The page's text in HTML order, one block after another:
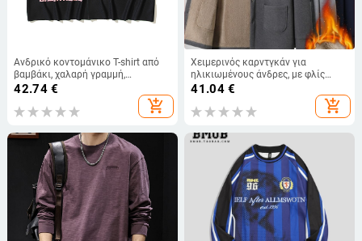
Ανδρικό κοντομάνικο T-shirt από
βαμβάκι, χαλαρή γραμμή,
στρογγυλός λαιμός, εκτύπωση με
42.74€
add_shopping_cart
Χειμερινός καρντγκάν για
ηλικιωμένους άνδρες, με φλίς
επένδυση, παχιά και ζεστή, με
41.04€
add_shopping_cart